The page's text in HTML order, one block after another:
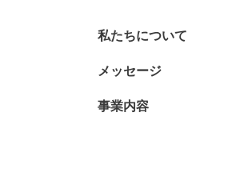
私たちについて
メッセージ
事業内容